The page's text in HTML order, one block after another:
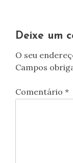
Deixe um
O seu
Campos
Comentário *